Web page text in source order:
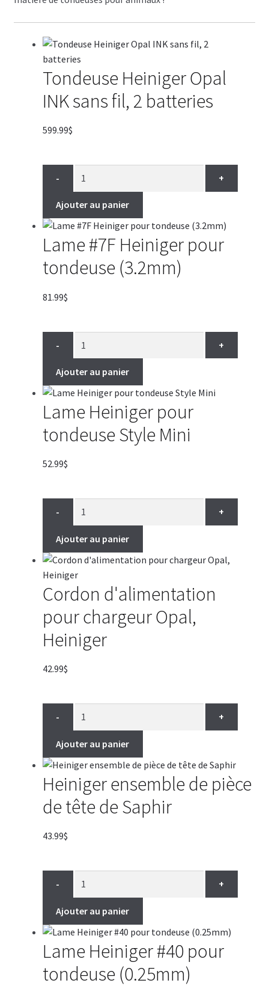
Tondeuse Heiniger Opal
INK sans fil, 2 batteries
599.99$
- +
Ajouter au panier
Lame #7F Heiniger pour
tondeuse (3.2mm)
81.99$
- +
Ajouter au panier
Lame Heiniger pour
tondeuse Style Mini
52.99$
- +
Ajouter au panier
Cordon d'alimentation
pour chargeur Opal,
Heiniger
42.99$
- +
Ajouter au panier
Heiniger ensemble de pièce
de tête de Saphir
43.99$
- +
Ajouter au panier
Lame Heiniger #40 pour
tondeuse (0.25mm)